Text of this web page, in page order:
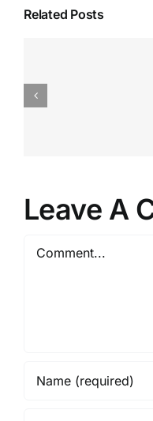
Related Posts
Leave A